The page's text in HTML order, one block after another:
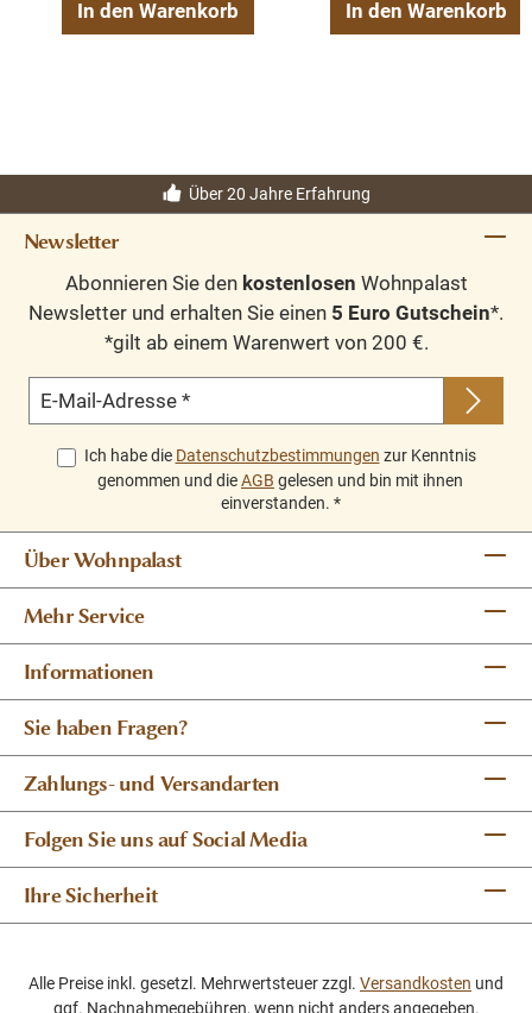
In den Warenkorb In den Warenkorb
Über 20 Jahre Erfahrung
Newsletter
Abonnieren Sie den kostenlosen Wohnpalast
Newsletter und erhalten Sie einen 5 Euro Gutschein*.
*gilt ab einem Warenwert von 200 €.
E-Mail-Adresse *
Ich habe die Datenschutzbestimmungen zur Kenntnis
genommen und dieAGB gelesen und bin mit ihnen
einverstanden. *
Über Wohnpalast
Mehr Service
Informationen
Sie haben Fragen?
Zahlungs- und Versandarten
Folgen Sie uns auf Social Media
Ihre Sicherheit
Alle Preise inkl. gesetzl. Mehrwertsteuer zzgl. Versandkosten und
ggf. Nachnahmegebühren, wenn nicht anders angegeben.